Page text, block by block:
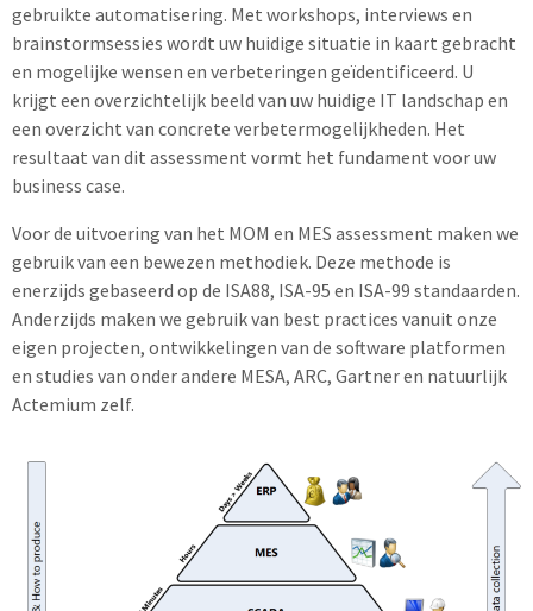
gebruikte automatisering. Met workshops, interviews en
brainstormsessies wordt uw huidige situatie in kaart gebracht
en mogelijke wensen en verbeteringen geïdentificeerd. U
krijgt een overzichtelijk beeld van uw huidige IT landschap en
een overzicht van concrete verbetermogelijkheden. Het
resultaat van dit assessment vormt het fundament voor uw
business case.
Voor de uitvoering van het MOM en MES assessment maken we
gebruik van een bewezen methodiek. Deze methode is
enerzijds gebaseerd op de ISA88, ISA-95 en ISA-99 standaarden.
Anderzijds maken we gebruik van best practices vanuit onze
eigen projecten, ontwikkelingen van de software platformen
en studies van onder andere MESA, ARC, Gartner en natuurlijk
Actemium zelf.